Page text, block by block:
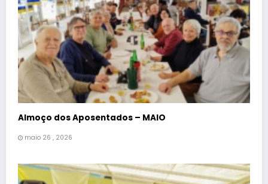
Almoço dos Aposentados – MAIO
maio 26 , 2026